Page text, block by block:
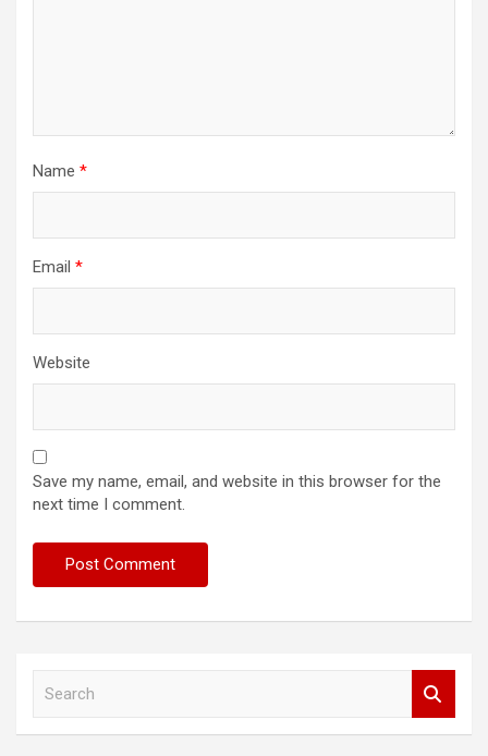
Name *
Email *
Website
Save my name, email, and website in this browser for the
next time I comment.